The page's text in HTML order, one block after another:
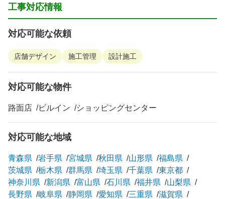
対応可能エリア
※北海道・四国・沖縄・離島は、要相談。実績あり。
工事対応情報
対応可能な依頼
店舗デザイン 施工管理 設計施工
対応可能な物件
路面店 ビルイン ショッピングセンター
対応可能な地域
青森県 岩手県 宮城県 秋田県 山形県
福島県
茨城県
栃木県 群馬県 埼玉県 千葉県
東京都
神奈川県
新潟県 富山県 石川県 福井県
山梨県
長野県
岐阜県 静岡県 愛知県 三重県
滋賀県